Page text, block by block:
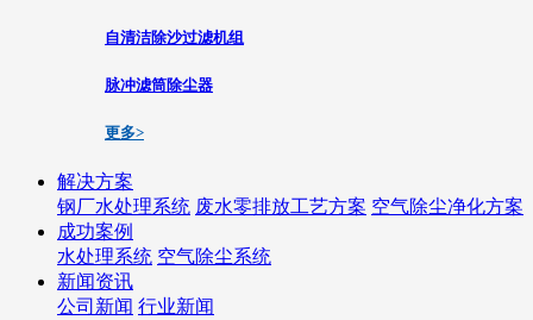
自清洁除沙过滤机组
脉冲滤筒除尘器
更多>
解决方案
钢厂水处理系统 废水零排放工艺方案 空气除尘净化方案
成功案例
水处理系统 空气除尘系统
新闻资讯
公司新闻 行业新闻